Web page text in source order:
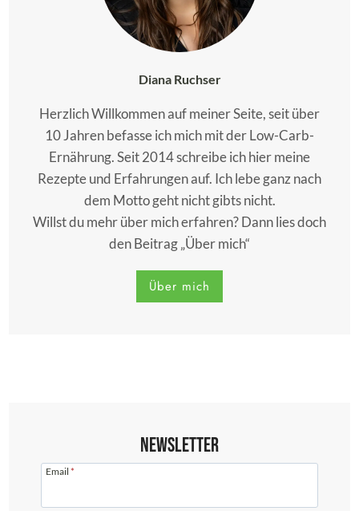
Diana Ruchser
Herzlich Willkommen auf meiner Seite, seit über
10 Jahren befasse ich mich mit der Low-Carb-
Ernährung. Seit 2014 schreibe ich hier meine
Rezepte und Erfahrungen auf. Ich lebe ganz nach
dem Motto geht nicht gibts nicht.
Willst du mehr über mich erfahren? Dann lies doch
den Beitrag „Über mich“
Über mich
Newsletter
Email *